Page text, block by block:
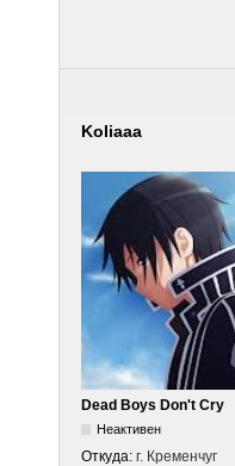
Koliaaa
Dead Boys Don't Cry
Неактивен
Откуда: г. Кременчуг